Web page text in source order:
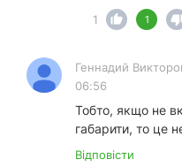
1
1
Геннадий
06:56
Тобто, якщо не
габарити, то це
Відповісти